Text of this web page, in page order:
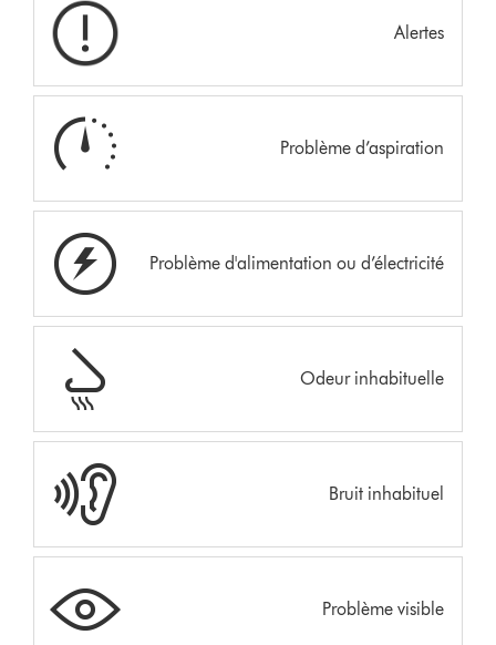
Alertes
Problème d’aspiration
Problème d'alimentation ou d’électricité
Odeur inhabituelle
Bruit inhabituel
Problème visible